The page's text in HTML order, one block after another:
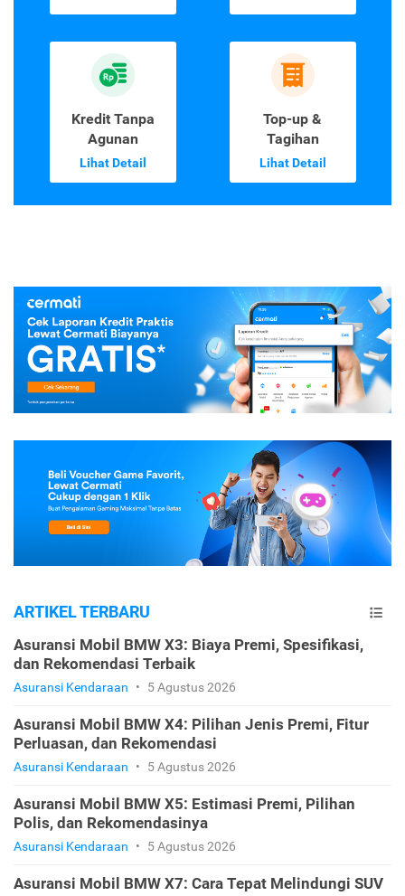
Kredit Tanpa
Agunan
Lihat Detail
Top-up &
Tagihan
Lihat Detail
ARTIKEL TERBARU
Asuransi Mobil BMW X3: Biaya Premi, Spesifikasi,
dan Rekomendasi Terbaik
Asuransi Kendaraan • 5 Agustus 2026
Asuransi Mobil BMW X4: Pilihan Jenis Premi, Fitur
Perluasan, dan Rekomendasi
Asuransi Kendaraan • 5 Agustus 2026
Asuransi Mobil BMW X5: Estimasi Premi, Pilihan
Polis, dan Rekomendasinya
Asuransi Kendaraan • 5 Agustus 2026
Asuransi Mobil BMW X7: Cara Tepat Melindungi SUV